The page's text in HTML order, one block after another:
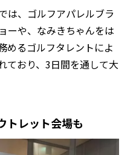
は、ゴルフアパレルブラ
ーや、なみきちゃんをは
めるゴルフタレントによ
ており、3日間を通して大
トレット会場も